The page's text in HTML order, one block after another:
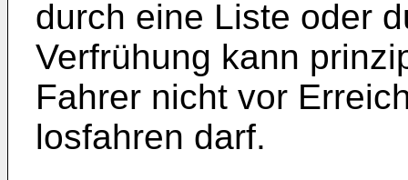
durch eine Liste oder
Verfrühung kann
Fahrer nicht vor
losfahren darf.